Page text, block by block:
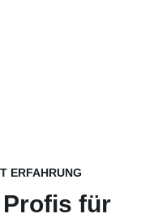
ERFAHRUNG
für